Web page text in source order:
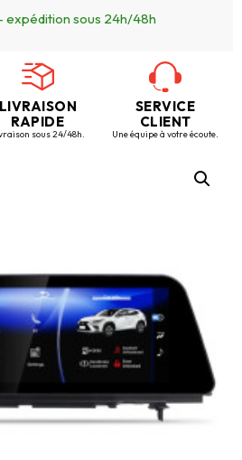
expédition sous 24h/48h
LIVRAISON
RAPIDE
sous 24/48h.
SERVICE
CLIENT
Une équipe à votre écoute.